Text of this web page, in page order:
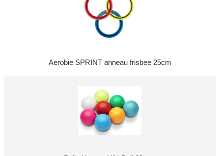
Aerobie SPRINT anneau frisbee 25cm